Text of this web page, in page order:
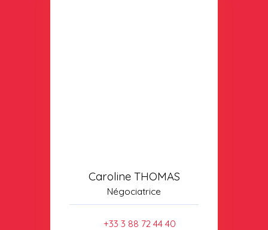
Caroline THOMAS
Négociatrice
+33 3 88 72 44 40